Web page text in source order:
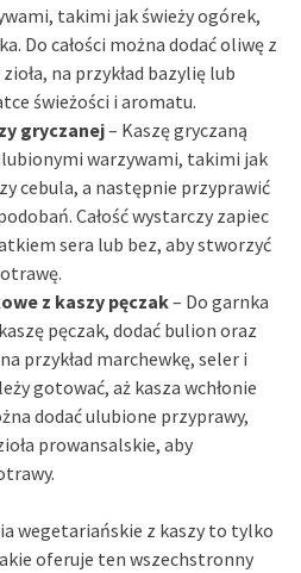
takimi jak świeży ogórek,
Do całości można dodać oliwę z
na przykład bazylię lub
świeżości i aromatu.
gryczanej– Kaszę gryczaną
warzywami, takimi jak
cebula, a następnie przyprawić
Całość wystarczy zapiec
sera lub bez, aby stworzyć
z kaszy pęczak– Do garnka
pęczak, dodać bulion oraz
przykład marchewkę, seler i
gotować, aż kasza wchłonie
dodać ulubione przyprawy,
prowansalskie, aby
wegetariańskie z kaszy to tylko
oferuje ten wszechstronny